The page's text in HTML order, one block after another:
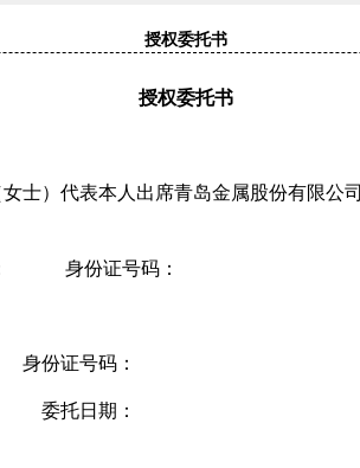
授权委托书
授权委托书
士）代表本人出席青岛金属股份有限公司
身份证号码：
身份证号码：
委托日期：